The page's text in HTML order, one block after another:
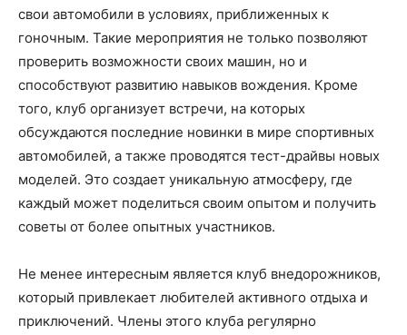
свои автомобили в условиях, приближенных к
гоночным. Такие мероприятия не только позволяют
проверить возможности своих машин, но и
способствуют развитию навыков вождения. Кроме
того, клуб организует встречи, на которых
обсуждаются последние новинки в мире спортивных
автомобилей, а также проводятся тест-драйвы новых
моделей. Это создает уникальную атмосферу, где
каждый может поделиться своим опытом и получить
советы от более опытных участников.
Не менее интересным является клуб внедорожников,
который привлекает любителей активного отдыха и
приключений. Члены этого клуба регулярно